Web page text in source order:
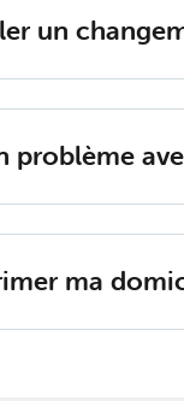
un
pro­blème
ma